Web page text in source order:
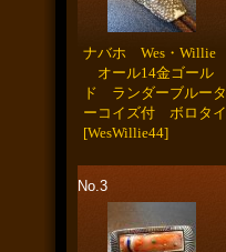
ナバホ Wes・Willie
オール14金ゴール
ド ランダーブルータ
ーコイズ付 ボロタイ
[WesWillie44]
No.3